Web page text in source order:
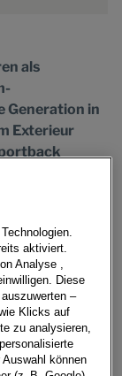
als
Generation in
Exterieur
Sicherheit
des Lichts
an
aktiviert.
Analyse ,
Diese
–
Klicks auf
zu analysieren,
Auswahl können